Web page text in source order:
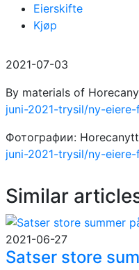
Eierskifte
Kjøp
2021-07-03
By materials of
juni-2021-trysil/ny-
Фотографии:
juni-2021-trysil/ny-
Similar
2021-06-27
Satser store